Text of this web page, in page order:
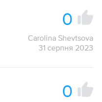
0
Carolina Shevtsova
31 серпня 2023
0